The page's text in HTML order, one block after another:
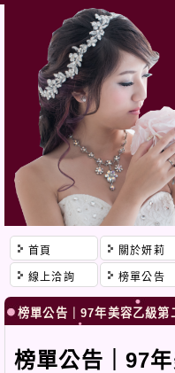
首頁 關於妍莉
線上洽詢 榜單公告
榜單公告｜97年美容乙級第
榜單公告｜97